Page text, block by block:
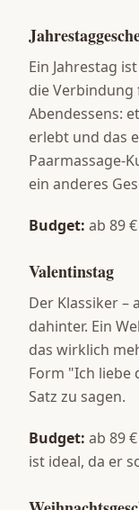
Ein Jahrestag
die Verbindung
Abendessens:
erlebt und das
Paarmassage-
ein anderes
Budget: ab 89 €
Valentinstag
Der Klassiker –
dahinter. Ein
das wirklich
Form "Ich liebe
Satz zu sagen.
Budget: ab 89
ist ideal, da er